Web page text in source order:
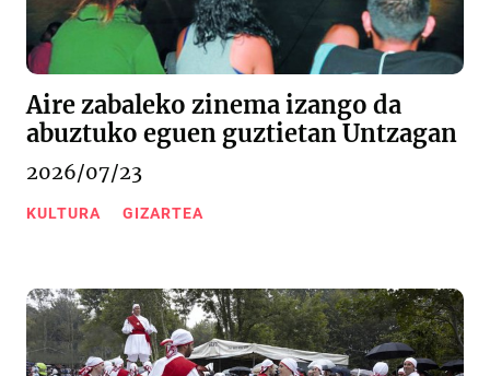
Aire zabaleko zinema izango da
abuztuko eguen guztietan Untzagan
2026/07/23
KULTURA GIZARTEA